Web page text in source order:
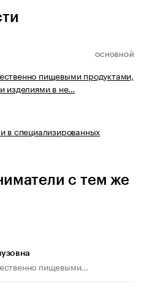
ОСНОВНОЙ
пищевыми продуктами,
изделиями в не…
в специализированных
с тем же
пищевыми...